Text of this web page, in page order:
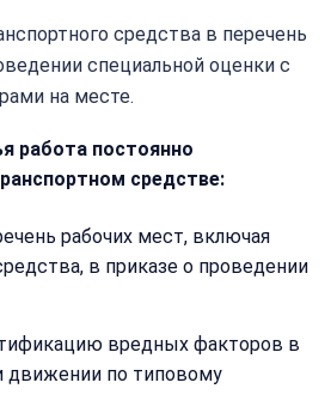
средства в перечень
специальной оценки с
на месте.
работа постоянно
средстве:
рабочих мест, включая
в приказе о проведении
вредных факторов в
движении по типовому